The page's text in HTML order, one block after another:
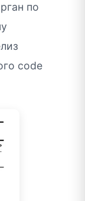
по
code